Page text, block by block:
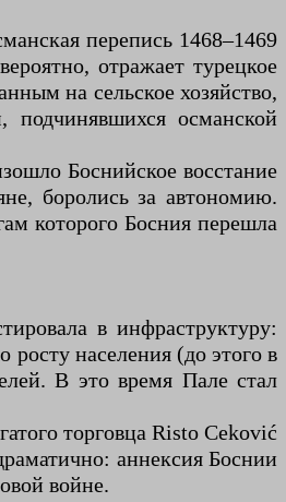
перепись 1468–1469
отражает турецкое
на сельское хозяйство,
подчинявшихся османской
Боснийское восстание
боролись за автономию.
которого Босния перешла
в инфраструктуру:
населения (до этого в
В это время Пале стал
торговца Risto Ceković
аннексия Боснии
войне.